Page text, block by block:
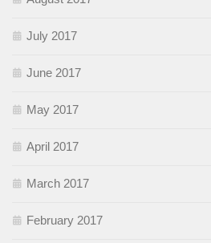
July 2017
June 2017
May 2017
April 2017
March 2017
February 2017